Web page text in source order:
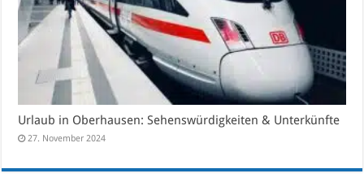
Urlaub in Oberhausen: Sehenswürdigkeiten & Unterkünfte
27. November 2024